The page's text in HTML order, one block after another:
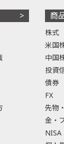
商
株式
米国
中国
投資
債券
FX
先物
金・
NISA